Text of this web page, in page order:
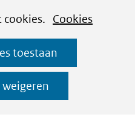
cookies. Cookies
toestaan
weigeren
Ga
naar
de
inhoud